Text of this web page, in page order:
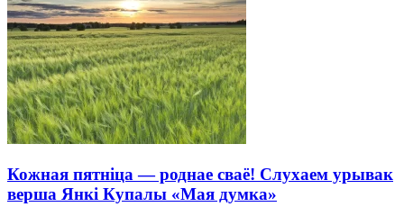
Кожная пятніца — роднае сваё! Слухаем урывак
верша Янкі Купалы «Мая думка»